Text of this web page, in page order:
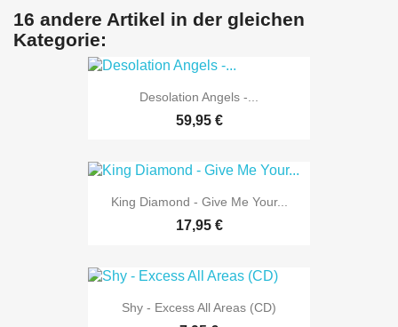
16 andere Artikel in der gleichen
Kategorie:
Desolation Angels -...
59,95 €
King Diamond - Give Me Your...
17,95 €
Shy - Excess All Areas (CD)